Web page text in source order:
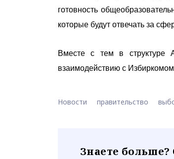
готовность
которые будут отвечать за
Вместе с тем в структуре
взаимодействию с
Новости правительство
Знаете